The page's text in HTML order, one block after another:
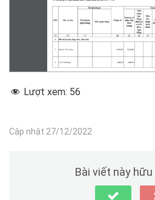
Lượt xem: 56
Cập nhật 27/12/2022
Bài viết này